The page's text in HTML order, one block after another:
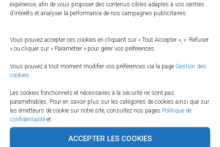
expérience, afin de vous proposer des contenus ciblés adaptés à vos centres
d’intérêts et analyser la performance de nos campagnes publicitaires.
Vous pouvez accepter ces cookies en cliquant sur « Tout Accepter », « Refuser
» ou cliquer sur « Paramétrer » pour gérer vos préférences.
Vous pouvez à tout moment modifier vos préférences via la page Gestion des
cookies
Les cookies fonctionnels et nécessaires à la sécurité ne sont pas
paramétrables. Pour en savoir plus sur les catégories de cookies ainsi que sur
les émetteurs de cookie sur notre site, consultez nos pages Politique de
confidentialité et
ACCEPTER LES COOKIES
Cliquez pour accepter les cookies marketing
et activer ce contenu